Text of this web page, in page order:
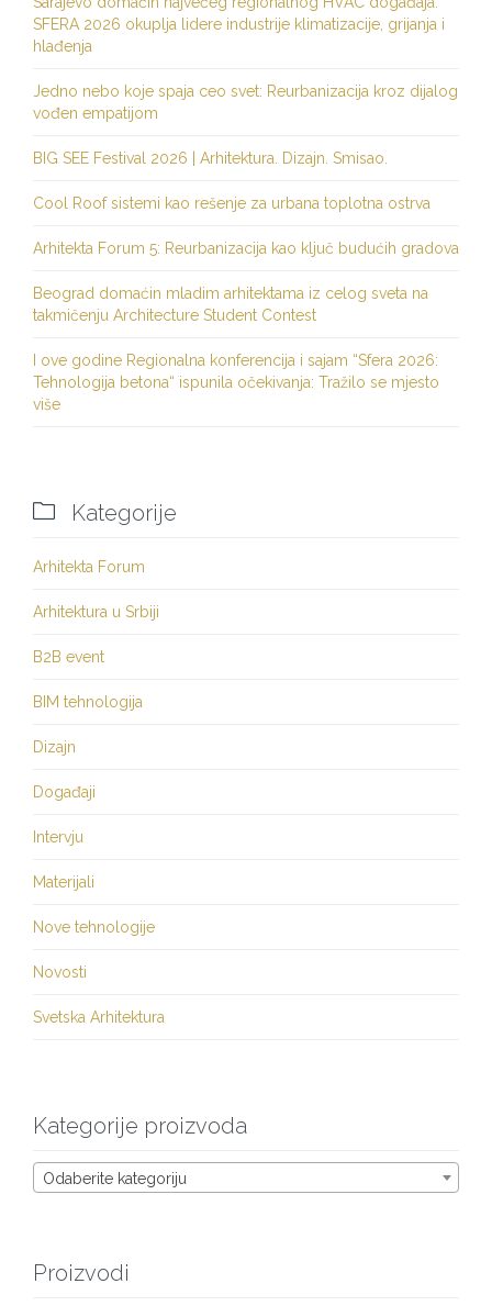
SFERA 2026 okuplja lidere industrije klimatizacije, grijanja i
hlađenja
Jedno nebo koje spaja ceo svet: Reurbanizacija kroz dijalog
vođen empatijom
BIG SEE Festival 2026 | Arhitektura. Dizajn. Smisao.
Cool Roof sistemi kao rešenje za urbana toplotna ostrva
Arhitekta Forum 5: Reurbanizacija kao ključ budućih gradova
Beograd domaćin mladim arhitektama iz celog sveta na
takmičenju Architecture Student Contest
I ove godine Regionalna konferencija i sajam “Sfera 2026:
Tehnologija betona“ ispunila očekivanja: Tražilo se mjesto
više
 Kategorije
Arhitekta Forum
Arhitektura u Srbiji
B2B event
BIM tehnologija
Dizajn
Događaji
Intervju
Materijali
Nove tehnologije
Novosti
Svetska Arhitektura
Kategorije proizvoda
Odaberite kategoriju
Proizvodi